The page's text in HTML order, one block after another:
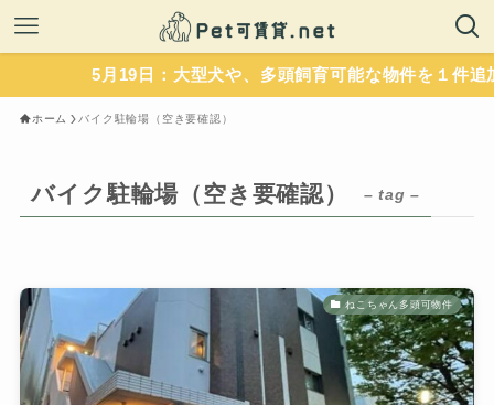
5月19日：大型犬や、多頭飼育可能な物件を１件追加
ホーム バイク駐輪場（空き要確認）
バイク駐輪場（空き要確認） – tag –
ねこちゃん多頭可物件